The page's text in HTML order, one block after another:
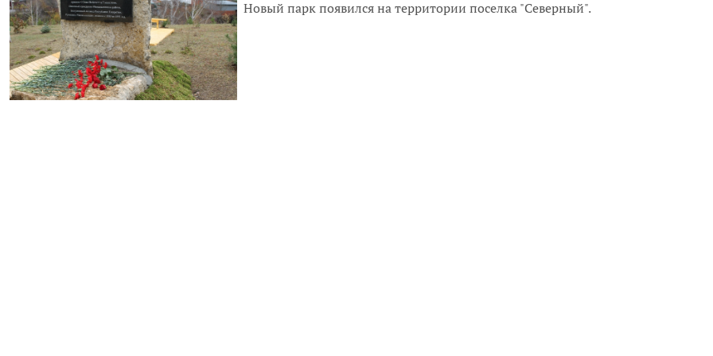
Новый парк появился на территории поселка "Северный".